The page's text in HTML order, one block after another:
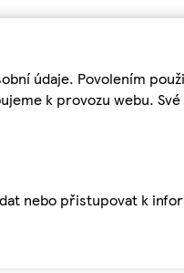
údaje. Povolením
k provozu webu.
nebo přistupovat k